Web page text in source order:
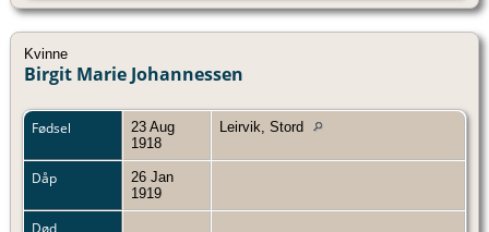
Kvinne
Birgit Marie Johannessen
Fødsel
23 Aug
1918
Leirvik, Stord
Dåp
26 Jan
1919
Død